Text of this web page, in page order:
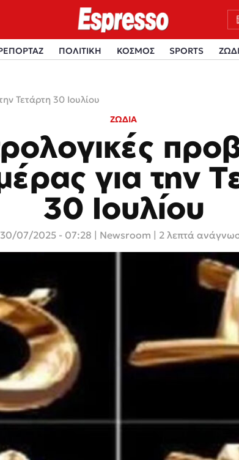
ΠΟΛΙΤΙΚΗ ΚΟΣΜΟΣ SPORTS
Τετάρτη 30 Ιουλίου
ΖΩΔΙΑ
για την
30 Ιουλίου
30/07/2025 - 07:28 Newsroom | 2 λεπτά